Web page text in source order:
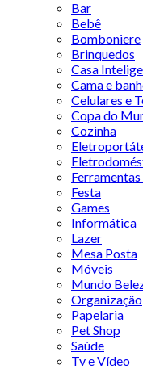
Bar
Bebê
Bomboniere
Brinquedos
Casa
Cama e
Celulares e
Copa do
Cozinha
Festa
Games
Informática
Lazer
Mesa Posta
Móveis
Mundo
Organização
Papelaria
Pet Shop
Saúde
Tv e Vídeo